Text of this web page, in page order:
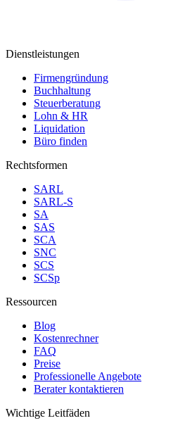
Dienstleistungen
Firmengründung
Buchhaltung
Steuerberatung
Lohn & HR
Liquidation
Büro finden
Rechtsformen
SARL
SARL-S
SA
SAS
SCA
SNC
SCS
SCSp
Ressourcen
Blog
Kostenrechner
FAQ
Preise
Professionelle Angebote
Berater kontaktieren
Wichtige Leitfäden